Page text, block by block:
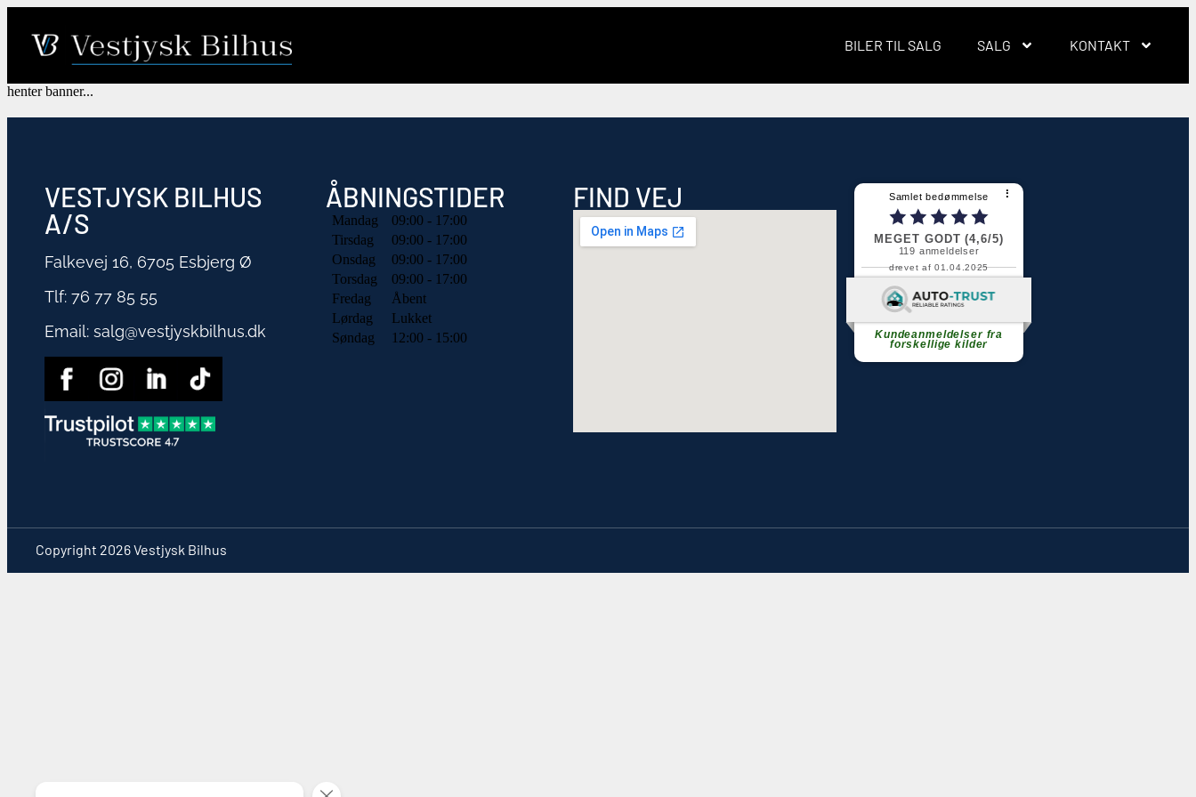
BILER TIL SALG SALG KONTAKT
henter banner...
VESTJYSK BILHUS
A/S
Falkevej 16, 6705 Esbjerg Ø
Tlf: 76 77 85 55
Email: salg@vestjyskbilhus.dk
ÅBNINGSTIDER
Mandag
09:00 - 17:00
Tirsdag
09:00 - 17:00
Onsdag
09:00 - 17:00
Torsdag
09:00 - 17:00
Fredag
Åbent
Lørdag
Lukket
Søndag
12:00 - 15:00
FIND VEJ Samlet bedømmelse ⠇
MEGET GODT (4,6/5)
119 anmeldelser
drevet af 01.04.2025
Kundeanmeldelser fra
forskellige kilder
Fortsæt med at læse
Copyright 2026 Vestjysk Bilhus